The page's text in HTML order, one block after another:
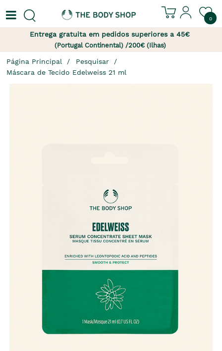
0
Entrega gratuita em pedidos superiores a 45€
(Portugal Continental) /200€ (Ilhas)
Página Principal
Pesquisar
Máscara de Tecido Edelweiss 21 ml